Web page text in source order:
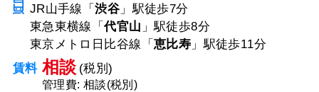
JR山手線「渋谷 」駅徒歩7分
東急東横線「代官山 」駅徒歩8分
東京メトロ日比谷線「 恵比寿 」駅徒歩11分
賃料 相談 (税別)
管理費: 相談(税別)